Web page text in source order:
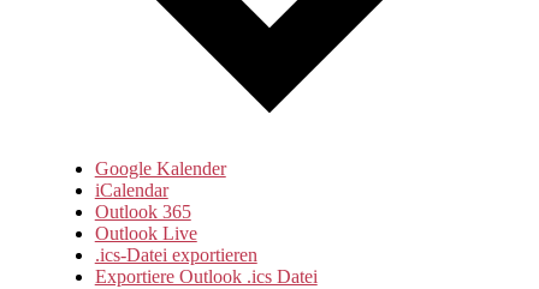
Google Kalender
iCalendar
Outlook 365
Outlook Live
.ics-Datei exportieren
Exportiere Outlook .ics Datei